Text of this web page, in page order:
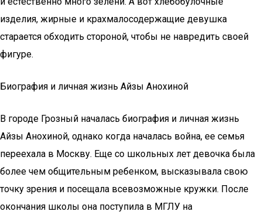
изделия, жирные и крахмалосодержащие девушка
старается обходить стороной, чтобы не навредить своей
фигуре.
Биография и личная жизнь Айзы Анохиной
В городе Грозный началась биография и личная жизнь
Айзы Анохиной, однако когда началась война, ее семья
переехала в Москву. Еще со школьных лет девочка была
более чем общительным ребенком, высказывала свою
точку зрения и посещала всевозможные кружки. После
окончания школы она поступила в МГЛУ на